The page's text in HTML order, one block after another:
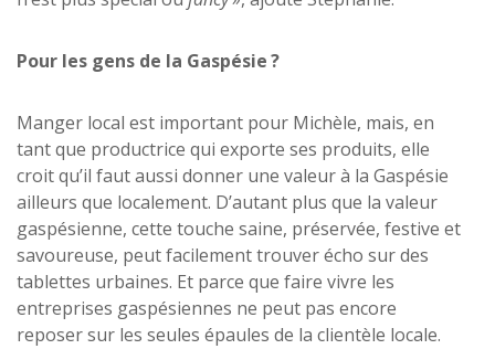
Pour les gens de la Gaspésie?
Manger local est important pour Michèle, mais, en
tant que productrice qui exporte ses produits, elle
croit qu’il faut aussi donner une valeur à la Gaspésie
ailleurs que localement. D’autant plus que la valeur
gaspésienne, cette touche saine, préservée, festive et
savoureuse, peut facilement trouver écho sur des
tablettes urbaines. Et parce que faire vivre les
entreprises gaspésiennes ne peut pas encore
reposer sur les seules épaules de la clientèle locale.